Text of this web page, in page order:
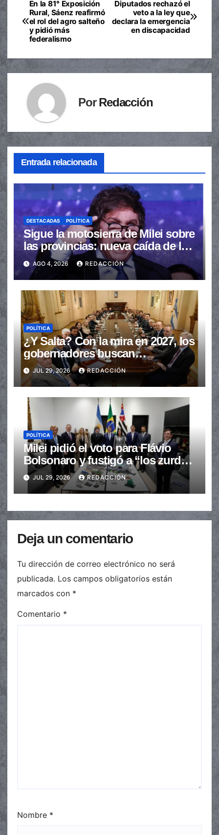
Navegación
de
Diputados rechazó el
veto a la ley que
declara la emergencia
en discapacidad
En la 81° Exposición
Rural, Sáenz reafirmó
el rol del agro salteño
y pidió más
federalismo
PorRedacción
Entrada relacionada
DESTACADAS POLÍTICA
Sigue la motosierra de Milei sobre
las provincias: nueva caída de las
transferencias no automáticas
AGO 4, 2026 REDACCIÓN
POLÍTICA
¿Y Salta? Con la mira en 2027, los
gobernadores buscan
provincializar la elección
JUL 29, 2026 REDACCIÓN
POLÍTICA
Milei pidió el voto para Flávio
Bolsonaro y fustigó a “los zurdos
de mierda”
JUL 29, 2026 REDACCIÓN
Deja un comentario
Tu dirección de correo electrónico no será
publicada. Los campos obligatorios están
marcados con *
Comentario *
Nombre *